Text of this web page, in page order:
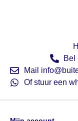
Bel
Mail
Of stuur een